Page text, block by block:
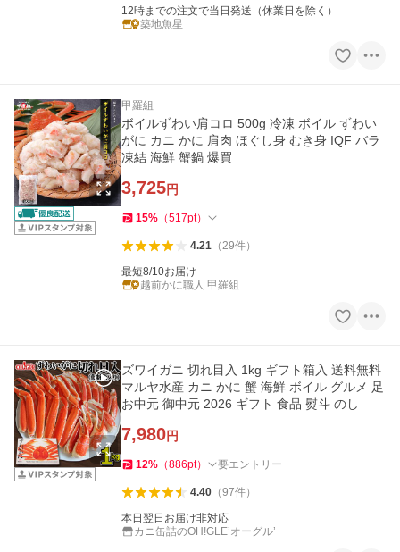
12時までの注文で当日発送（休業日を除く）
築地魚星
甲羅組
ボイルずわい肩コロ 500g 冷凍 ボイル ずわい
がに カニ かに 肩肉 ほぐし身 むき身 IQF バラ
凍結 海鮮 蟹鍋 爆買
3,725円
15% （517pt）
4.21（29件）
最短8/10お届け
越前かに職人 甲羅組
ズワイガニ 切れ目入 1kg ギフト箱入 送料無料
マルヤ水産 カニ かに 蟹 海鮮 ボイル グルメ 足
お中元 御中元 2026 ギフト 食品 熨斗 のし
7,980円
12% （886pt） 要エントリー
4.40（97件）
本日翌日お届け非対応
カニ缶詰のOH!GLE’オーグル’